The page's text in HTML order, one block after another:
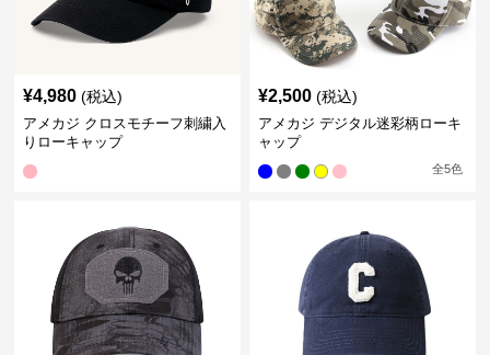
¥4,980 (税込)
アメカジ クロスモチーフ刺繍入
りローキャップ
¥2,500 (税込)
アメカジ デジタル迷彩柄ローキ
ャップ
全5色